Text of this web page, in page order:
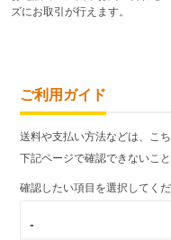
ズにお取引が行えます。
ご利用ガイド
送料や支払い方法などは、こ
下記ページで確認できないこ
確認したい項目を選択してくだ